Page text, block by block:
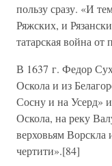
пользу сразу. «И
Ряжских, и
татарская война от
В 1637 г. Федор
Оскола и из
Сосну и на Усерд»
Оскола, на реку
верховьям Ворскла
чертити».[84]